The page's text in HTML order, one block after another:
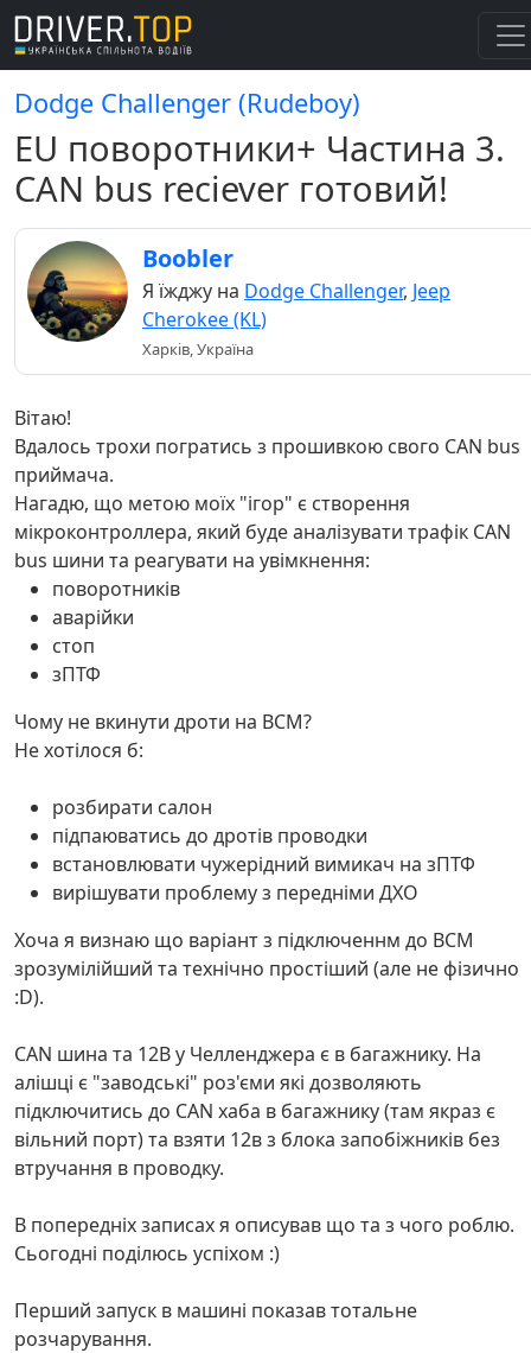
Dodge Challenger (Rudeboy)
EU поворотники+ Частина 3.
CAN bus reciever готовий!
Boobler
Я їжджу на Dodge Challenger, Jeep
Cherokee (KL)
Харків, Україна
Вітаю!
Вдалось трохи погратись з прошивкою свого CAN bus
приймача.
Нагадю, що метою моїх "ігор" є створення
мікроконтроллера, який буде аналізувати трафік CAN
bus шини та реагувати на увімкнення:
поворотників
аварійки
стоп
зПТФ
Чому не вкинути дроти на BCM?
Не хотілося б:
розбирати салон
підпаюватись до дротів проводки
встановлювати чужерідний вимикач на зПТФ
вирішувати проблему з передніми ДХО
Хоча я визнаю що варіант з підключеннм до BCM
зрозумілійший та технічно простіший (але не фізично
:D).
CAN шина та 12В у Челленджера є в багажнику. На
алішці є "заводські" роз'єми які дозволяють
підключитись до CAN хаба в багажнику (там якраз є
вільний порт) та взяти 12в з блока запобіжників без
втручання в проводку.
В попередніх записах я описував що та з чого роблю.
Сьогодні поділюсь успіхом :)
Перший запуск в машині показав тотальне
розчарування.